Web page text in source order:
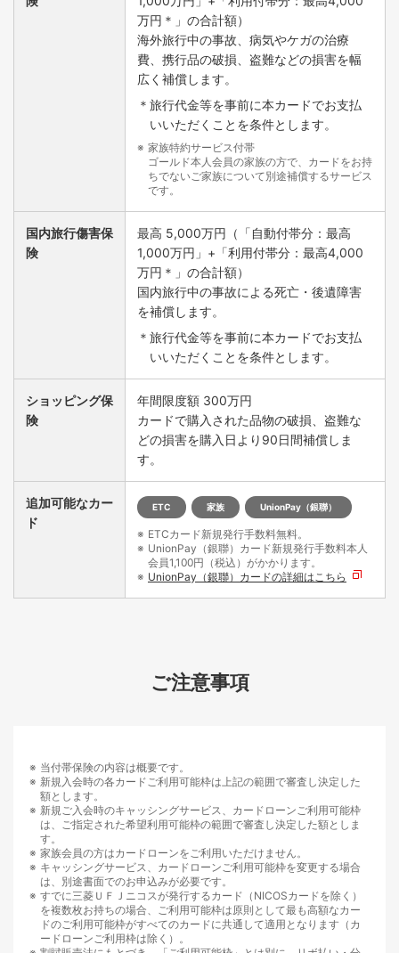
万円＊」の合計額）
海外旅行中の事故、病気やケガの治療
費、携行品の破損、盗難などの損害を幅
広く補償します。
＊旅行代金等を事前に本カードでお支払
いいただくことを条件とします。
家族特約サービス付帯
ゴールド本人会員の家族の方で、カードをお持
ちでないご家族について別途補償するサービス
です。
国内旅行傷害保
険
最高 5,000万円（「自動付帯分：最高
1,000万円」+「利用付帯分：最高4,000
万円＊」の合計額）
国内旅行中の事故による死亡・後遺障害
を補償します。
＊旅行代金等を事前に本カードでお支払
いいただくことを条件とします。
ショッピング保
険
年間限度額 300万円
カードで購入された品物の破損、盗難な
どの損害を購入日より90日間補償しま
す。
追加可能なカー
ド
ETC 家族 UnionPay（銀聯）
ETCカード新規発行手数料無料。
UnionPay（銀聯）カード新規発行手数料本人
会員1,100円（税込）がかかります。
UnionPay（銀聯）カードの詳細はこちら
ご注意事項
当付帯保険の内容は概要です。
新規入会時の各カードご利用可能枠は上記の範囲で審査し決定した
額とします。
新規ご入会時のキャッシングサービス、カードローンご利用可能枠
は、ご指定された希望利用可能枠の範囲で審査し決定した額としま
す。
家族会員の方はカードローンをご利用いただけません。
キャッシングサービス、カードローンご利用可能枠を変更する場合
は、別途書面でのお申込みが必要です。
すでに三菱ＵＦＪニコスが発行するカード（NICOSカードを除く）
を複数枚お持ちの場合、ご利用可能枠は原則として最も高額なカー
ドのご利用可能枠がすべてのカードに共通して適用となります（カ
ードローンご利用枠は除く）。